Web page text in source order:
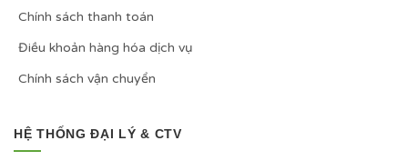
Chính sách thanh toán
Điều khoản hàng hóa dịch vụ
Chính sách vận chuyển
HỆ THỐNG ĐẠI LÝ & CTV